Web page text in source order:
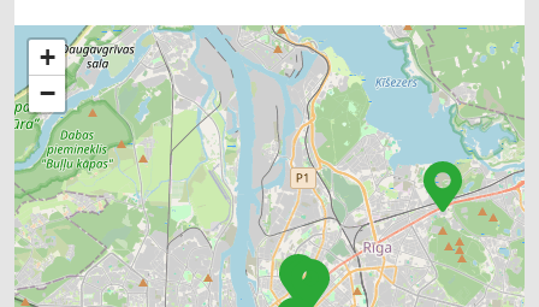
+
−